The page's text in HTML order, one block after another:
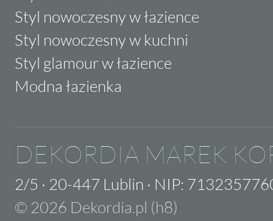
Styl nowoczesny w łazience
Styl nowoczesny w kuchni
Styl glamour w łazience
Modna łazienka
DEKORDIA MAREK
2/5 · 20-447 Lublin · NIP:
© 2026 Dekordia.pl (h8)